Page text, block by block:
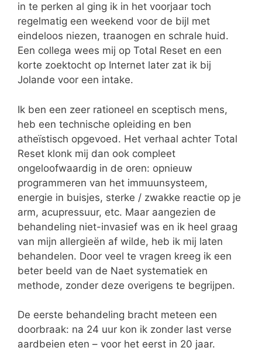
in te perken al ging ik in het voorjaar toch
regelmatig een weekend voor de bijl met
eindeloos niezen, traanogen en schrale huid.
Een collega wees mij op Total Reset en een
korte zoektocht op Internet later zat ik bij
Jolande voor een intake.
Ik ben een zeer rationeel en sceptisch mens,
heb een technische opleiding en ben
atheïstisch opgevoed. Het verhaal achter Total
Reset klonk mij dan ook compleet
ongeloofwaardig in de oren: opnieuw
programmeren van het immuunsysteem,
energie in buisjes, sterke / zwakke reactie op je
arm, acupressuur, etc. Maar aangezien de
behandeling niet-invasief was en ik heel graag
van mijn allergieën af wilde, heb ik mij laten
behandelen. Door veel te vragen kreeg ik een
beter beeld van de Naet systematiek en
methode, zonder deze overigens te begrijpen.
De eerste behandeling bracht meteen een
doorbraak: na 24 uur kon ik zonder last verse
aardbeien eten – voor het eerst in 20 jaar.